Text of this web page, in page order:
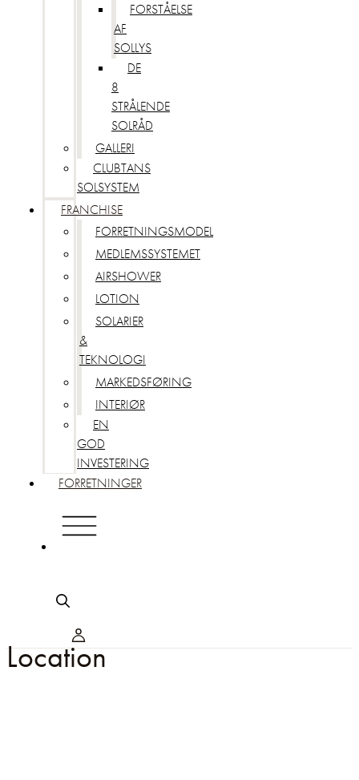
FORSTÅELSE
AF
SOLLYS
DE
8
STRÅLENDE
SOLRÅD
GALLERI
CLUBTANS
SOLSYSTEM
FRANCHISE
FORRETNINGSMODEL
MEDLEMSSYSTEMET
AIRSHOWER
LOTION
SOLARIER
&
TEKNOLOGI
MARKEDSFØRING
INTERIØR
EN
GOD
INVESTERING
FORRETNINGER
Location